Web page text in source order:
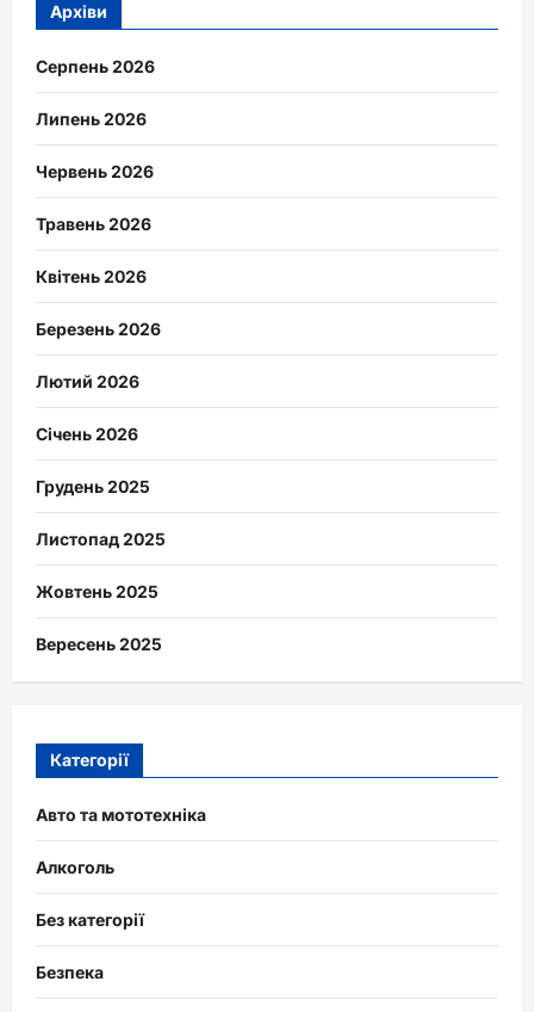
Архіви
Серпень 2026
Липень 2026
Червень 2026
Травень 2026
Квітень 2026
Березень 2026
Лютий 2026
Січень 2026
Грудень 2025
Листопад 2025
Жовтень 2025
Вересень 2025
Категорії
Авто та мототехніка
Алкоголь
Без категорії
Безпека